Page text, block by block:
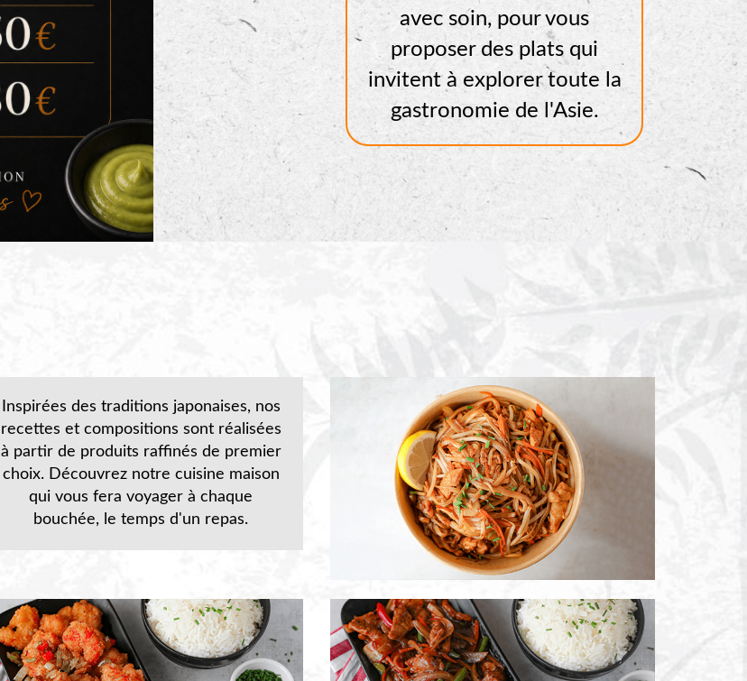
avec soin, pour vous
proposer des plats qui
invitent à explorer toute la
gastronomie de l'Asie.
Inspirées des traditions japonaises, nos
recettes et compositions sont réalisées
à partir de produits raffinés de premier
choix. Découvrez notre cuisine maison
qui vous fera voyager à chaque
bouchée, le temps d'un repas.